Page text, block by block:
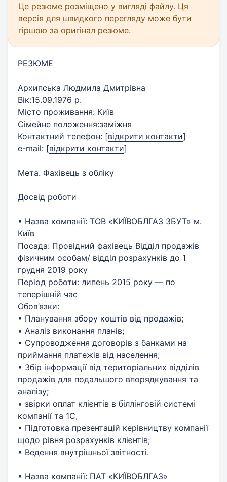
Це резюме розміщено у вигляді файлу. Ця
версія для швидкого перегляду може бути
гіршою за оригінал резюме.
РЕЗЮМЕ
Архипська Людмила Дмитрівна
Вік:15.09.1976 р.
Місто проживання: Київ
Сімейне положення:заміжня
Контактний телефон: [відкрити контакти]
e-mail: [відкрити контакти]
Мета. Фахівець з обліку
Досвід роботи
• Назва компанії: ТОВ «КИЇВОБЛГАЗ ЗБУТ» м.
Київ
Посада: Провідний фахівець Відділ продажів
фізичним особам/ відділ розрахунків до 1
грудня 2019 року
Період роботи: липень 2015 року — по
теперішній час
Обов’язки:
• Планування збору коштів від продажів;
• Aналіз виконання планів;
• Супроводження договорів з банками на
приймання платежів від населення;
• Збір інформації від територіальних відділів
продажів для подальшого впорядкування та
аналізу;
• звірки оплат клієнтів в біллінговій системі
компанії та 1С,
• Підготовка презентацій керівництву компанії
щодо рівня розрахунків клієнтів;
• Ведення внутрішньої звітності.
• Назва компанії: ПАТ «КИЇВОБЛГАЗ»